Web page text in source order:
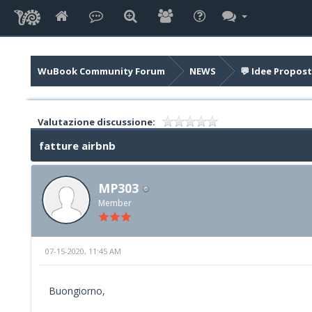
WuBook Community Forum NEWS 💬 Idee
Valutazione discussione:
fatture airbnb
MP303
Member
07-15-2020, 11:45 AM
Buongiorno,